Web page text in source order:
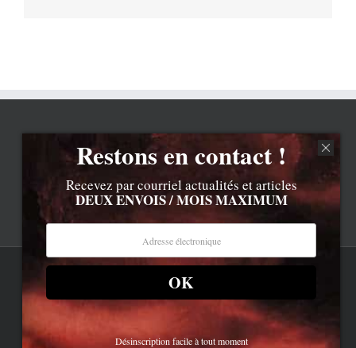
Contenu © Lionel Davoust sauf exceptions précisées.
Cliquez ici pour lire les mentions légales barbantes
LD.com 8.a. Attention, vous êtes arrivé en bas de la page,
Bluesky
Restons en contact !
Recevez par courriel actualités et articles
DEUX ENVOIS / MOIS MAXIMUM
OK
Désinscription facile à tout moment